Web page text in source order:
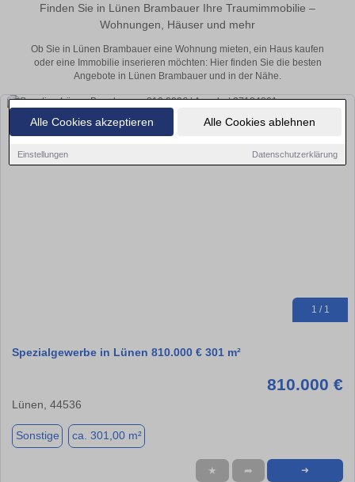
Alle Cookies akzeptieren Alle Cookies ablehnen
Einstellungen Datenschutzerklärung
Finden Sie in Lünen Brambauer Ihre Traumimmobilie –
Wohnungen, Häuser und mehr
Ob Sie in Lünen Brambauer eine Wohnung mieten, ein Haus kaufen
oder eine Immobilie inserieren möchten: Hier finden Sie die besten
Angebote in Lünen Brambauer und in der Nähe.
1 / 1
Spezialgewerbe in Lünen 810.000 € 301 m²
810.000 €
Lünen, 44536
Sonstige ca. 301,00 m²
★ ➦ ➜